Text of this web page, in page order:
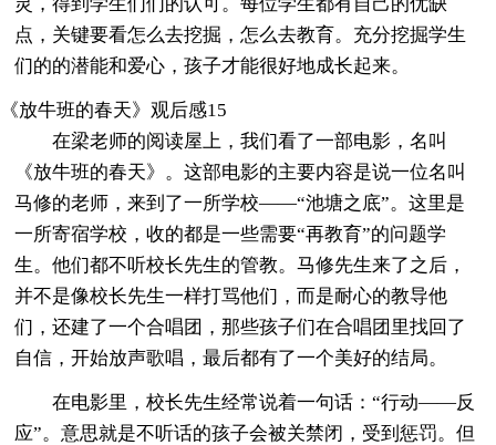
点，关键要看怎么去挖掘，怎么去教育。充分挖掘学生
们的的潜能和爱心，孩子才能很好地成长起来。
《放牛班的春天》观后感15
在梁老师的阅读屋上，我们看了一部电影，名叫
《放牛班的春天》。这部电影的主要内容是说一位名叫
马修的老师，来到了一所学校——“池塘之底”。这里是
一所寄宿学校，收的都是一些需要“再教育”的问题学
生。他们都不听校长先生的管教。马修先生来了之后，
并不是像校长先生一样打骂他们，而是耐心的教导他
们，还建了一个合唱团，那些孩子们在合唱团里找回了
自信，开始放声歌唱，最后都有了一个美好的结局。
在电影里，校长先生经常说着一句话：“行动——反
应”。意思就是不听话的孩子会被关禁闭，受到惩罚。但